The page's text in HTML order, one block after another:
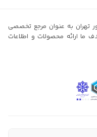
تهران به عنوان مرجع تخصصی
ما ارائه محصولات و اطلاعات